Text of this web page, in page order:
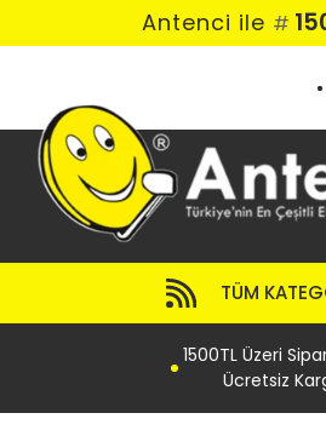
Antenci ile #
TÜM
1500TL Üzeri
Ücretsiz